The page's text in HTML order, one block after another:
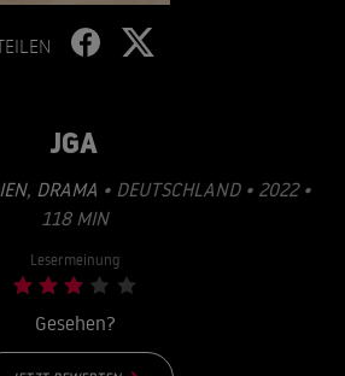
JGA
, DRAMA • DEUTSCHLAND • 2022 •
118 MIN
Lesermeinung
Gesehen?